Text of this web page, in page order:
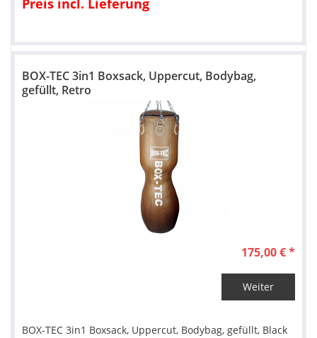
BOX-TEC 3in1 Boxsack, Uppercut, Bodybag,
gefüllt, Retro
175,00 € *
Weiter
BOX-TEC 3in1 Boxsack, Uppercut, Bodybag, gefüllt, Black